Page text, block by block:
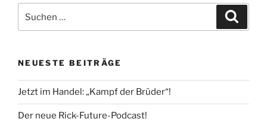
nach:
NEUESTE BEITRÄGE
Jetzt im Handel: „Kampf der Brüder“!
Der neue Rick-Future-Podcast!